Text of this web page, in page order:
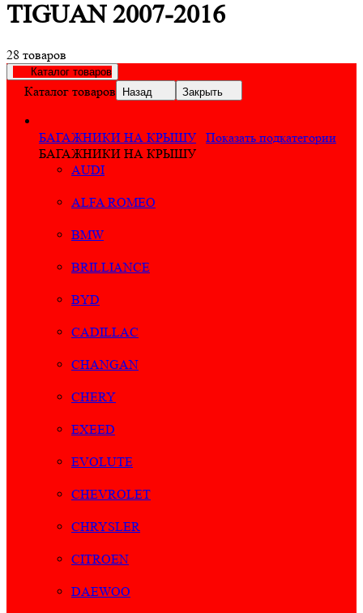
TIGUAN 2007-2016
28 товаров
Каталог товаров
Каталог товаров Назад Закрыть
БАГАЖНИКИ НА КРЫШУ
Показать подкатегории
БАГАЖНИКИ НА КРЫШУ
AUDI
ALFA ROMEO
BMW
BRILLIANCE
BYD
CADILLAC
CHANGAN
CHERY
EXEED
EVOLUTE
CHEVROLET
CHRYSLER
CITROEN
DAEWOO